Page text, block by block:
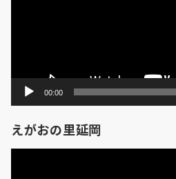
00:00
えがおの里延岡